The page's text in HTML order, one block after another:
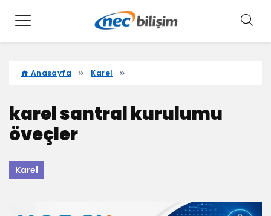
Anasayfa Karel
karel santral kurulumu
öveçler
Karel